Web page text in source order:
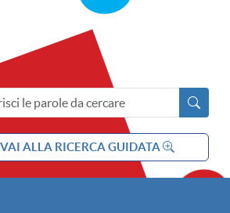
sito
VAI ALLA RICERCA GUIDATA